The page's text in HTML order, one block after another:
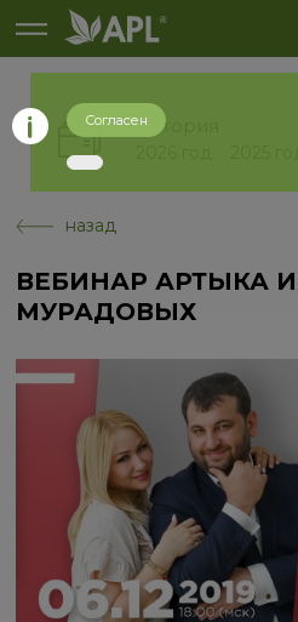
История
назад
ВЕБИНАР АРТЫКА
МУРАДОВЫХ
Согласен